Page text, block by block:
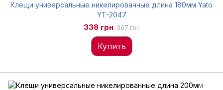
Клещи универсальные никелированные длина 180мм Yato
YT-2047
338 грн 367 грн
Купить